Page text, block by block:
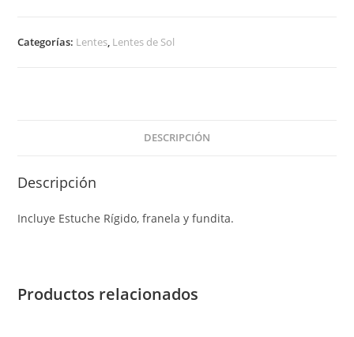
Categorías: Lentes, Lentes de Sol
DESCRIPCIÓN
Descripción
Incluye Estuche Rígido, franela y fundita.
Productos relacionados